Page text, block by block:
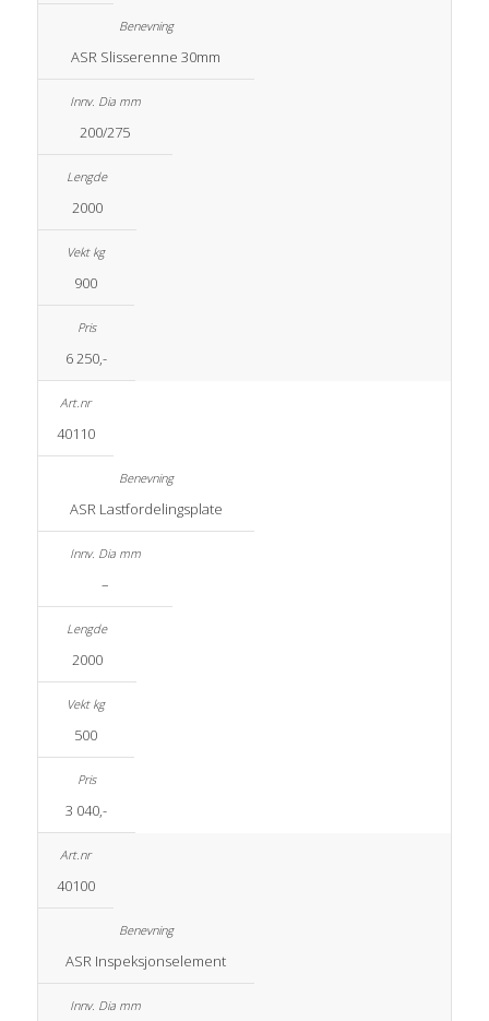
ASR Slisserenne 30mm
200/275
2000
900
6 250,-
40110
ASR Lastfordelingsplate
–
2000
500
3 040,-
40100
ASR Inspeksjonselement